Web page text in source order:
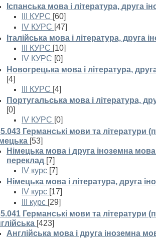
Іспанська мова і література, друга
III КУРС [60]
IV КУРС [47]
Італійська мова і література, друга
III КУРС [10]
IV КУРС [0]
Новогрецька мова і література,
[4]
III КУРС [4]
Португальська мова і література,
[0]
IV КУРС [0]
Германські мови та літератури
[53]
Німецька мова і друга іноземна
переклад [7]
IV курс [7]
Німецька мова і література, друга
IV курс [17]
III курс [29]
Германські мови та літератури
[423]
Англійська мова і друга іноземна